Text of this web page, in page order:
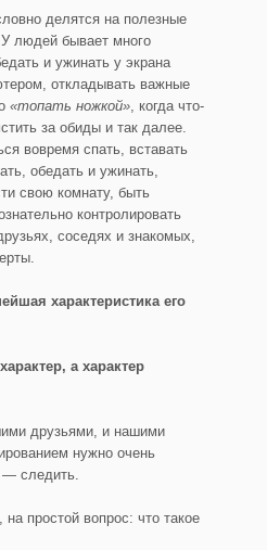
делятся на полезные
людей бывает много
и ужинать у экрана
откладывать важные
«топать ножкой», когда что-
за обиды и так далее.
вовремя спать, вставать
обедать и ужинать,
свою комнату, быть
контролировать
соседях и знакомых,
характеристика его
а характер
друзьями, и нашими
нужно очень
— следить.
простой вопрос: что такое